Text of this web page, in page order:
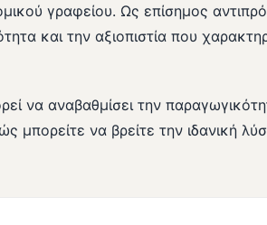
γραφείου. Ως επίσημος
και την αξιοπιστία που
να αναβαθμίσει την
να βρείτε την ιδανική